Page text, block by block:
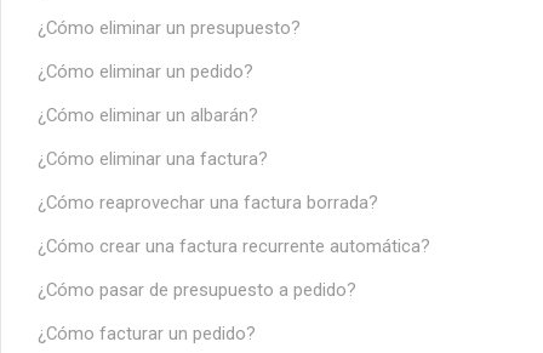
¿Cómo eliminar un presupuesto?
¿Cómo eliminar un pedido?
¿Cómo eliminar un albarán?
¿Cómo eliminar una factura?
¿Cómo reaprovechar una factura borrada?
¿Cómo crear una factura recurrente automática?
¿Cómo pasar de presupuesto a pedido?
¿Cómo facturar un pedido?